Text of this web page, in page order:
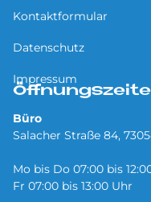
Kontaktformular
Datenschutz
Impressum
Büro
Salacher Straße 84,
Mo bis Do 07:00 bis
Fr 07:00 bis 13:00 Uhr